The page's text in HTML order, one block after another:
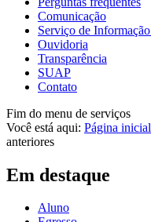
Comunicação
Serviço de
Ouvidoria
Transparência
SUAP
Contato
Fim do menu de serviços
Você está aqui: Página inicial
anteriores
Em destaque
Aluno